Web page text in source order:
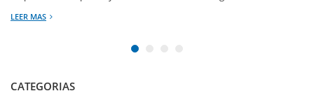
LEER MAS
CATEGORIAS